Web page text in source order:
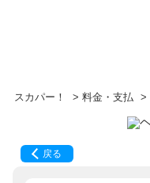
スカパー！ > 料金・支払 >
戻る